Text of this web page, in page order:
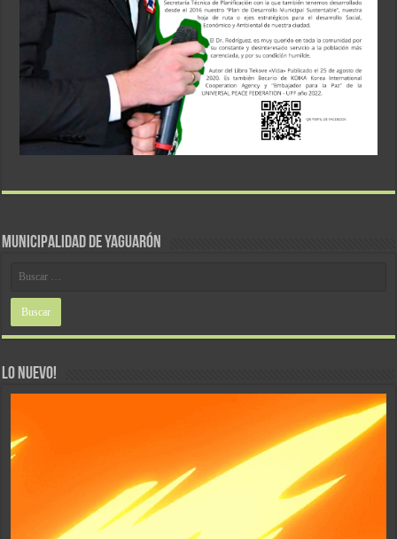
MUNICIPALIDAD DE YAGUARÓN
LO NUEVO!